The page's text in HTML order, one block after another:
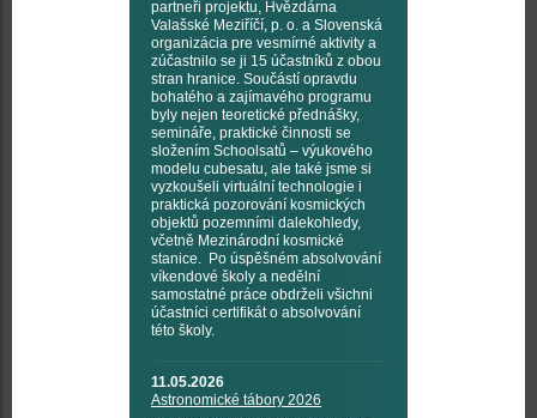
partneři projektu, Hvězdárna
Valašské Meziříčí, p. o. a Slovenská
organizácia pre vesmírné aktivity a
zúčastnilo se ji 15 účastníků z obou
stran hranice. Součástí opravdu
bohatého a zajímavého programu
byly nejen teoretické přednášky,
semináře, praktické činnosti se
složením Schoolsatů – výukového
modelu cubesatu, ale také jsme si
vyzkoušeli virtuální technologie i
praktická pozorování kosmických
objektů pozemními dalekohledy,
včetně Mezinárodní kosmické
stanice. Po úspěšném absolvování
víkendové školy a nedělní
samostatné práce obdrželi všichni
účastníci certifikát o absolvování
této školy.
11.05.2026
Astronomické tábory 2026